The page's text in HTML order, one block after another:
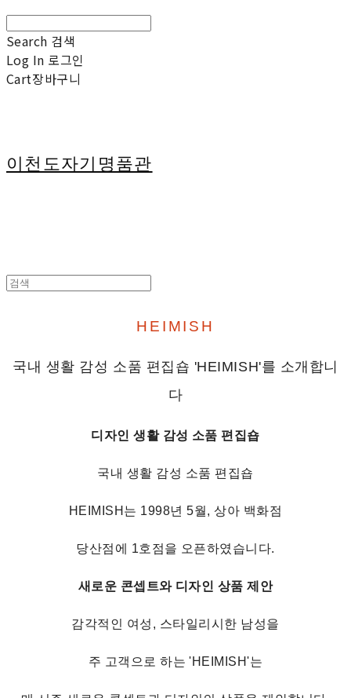
Search 검색
Log In 로그인
Cart장바구니
이천도자기명품관
HEIMISH
국내 생활 감성 소품 편집숍 'HEIMISH'를 소개합니
다
디자인 생활 감성 소품 편집숍
국내 생활 감성 소품 편집숍
HEIMISH는 1998년 5월, 상아 백화점
당산점에 1호점을 오픈하였습니다.
새로운 콘셉트와 디자인 상품 제안
감각적인 여성, 스타일리시한 남성을
주 고객으로 하는 'HEIMISH'는